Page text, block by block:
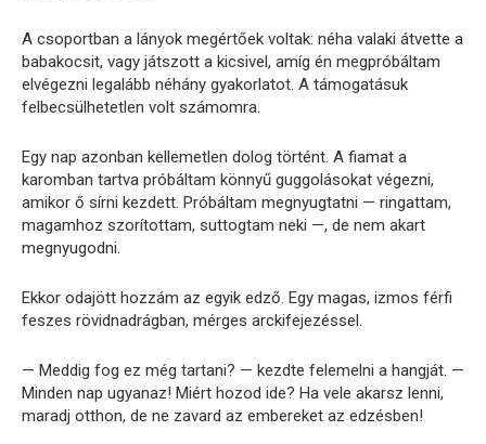
A csoportban a lányok megértőek voltak: néha valaki átvette a
babakocsit, vagy játszott a kicsivel, amíg én megpróbáltam
elvégezni legalább néhány gyakorlatot. A támogatásuk
felbecsülhetetlen volt számomra.
Egy nap azonban kellemetlen dolog történt. A fiamat a
karomban tartva próbáltam könnyű guggolásokat végezni,
amikor ő sírni kezdett. Próbáltam megnyugtatni — ringattam,
magamhoz szorítottam, suttogtam neki —, de nem akart
megnyugodni.
Ekkor odajött hozzám az egyik edző. Egy magas, izmos férfi
feszes rövidnadrágban, mérges arckifejezéssel.
— Meddig fog ez még tartani? — kezdte felemelni a hangját. —
Minden nap ugyanaz! Miért hozod ide? Ha vele akarsz lenni,
maradj otthon, de ne zavard az embereket az edzésben!